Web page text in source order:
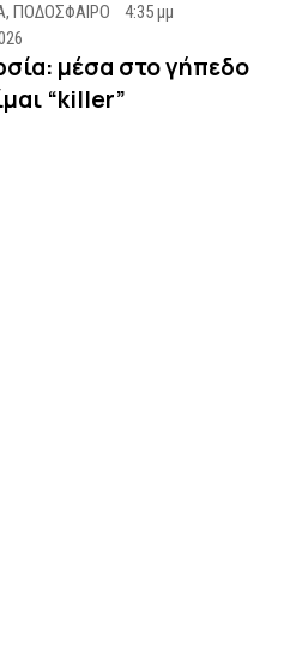
, ΠΟΔΟΣΦΑΙΡΟ
4:35 μμ
μέσα στο γήπεδο
“killer”